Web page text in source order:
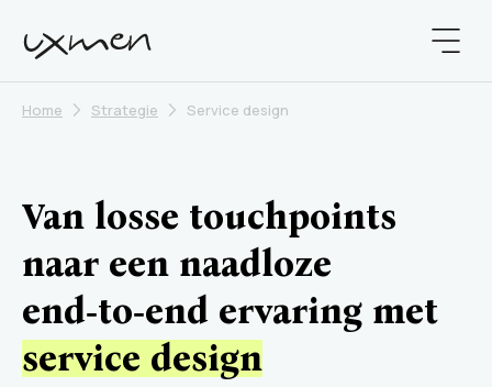
Home Strategie Service design
Van losse touchpoints
naar een naadloze
end‑to‑end ervaring met
service design